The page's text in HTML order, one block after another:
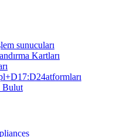
sunucuları
Kartları
Bulut